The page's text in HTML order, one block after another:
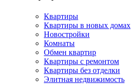
Квартиры
Квартиры в новых домах
Новостройки
Комнаты
Обмен квартир
Квартиры с ремонтом
Квартиры без отделки
Элитная недвижимость